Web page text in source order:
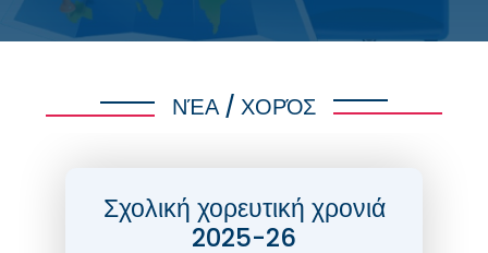
ΝΈΑ / ΧΟΡΌΣ
Σχολική χορευτική χρονιά
2025-26